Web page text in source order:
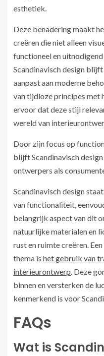
esthetiek.
Deze benadering maakt
creëren die niet alleen
functioneel en
Scandinavisch design
aanpast aan moderne
van tijdloze principes met
ervoor dat deze stijl
wereld van
Door zijn focus op
blijft Scandinavisch
ontwerpers als
Scandinavisch design
van functionaliteit,
belangrijk aspect van dit
natuurlijke materialen en
rust en ruimte creëren.
thema is het gebruik van
interieurontwerp . Deze
binnen en versterken de
kenmerkend is voor
FAQs
Wat is